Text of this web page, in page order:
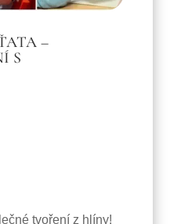
–
S
tvoření z hlíny!